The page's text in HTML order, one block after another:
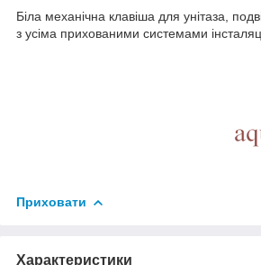
Біла механічна клавіша для унітаза,
з усіма прихованими системами
Приховати
Характеристики